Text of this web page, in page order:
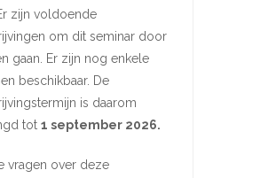
zijn voldoende
om dit seminar door
gaan. Er zijn nog enkele
beschikbaar. De
is daarom
tot 1 september 2026.
vragen over deze